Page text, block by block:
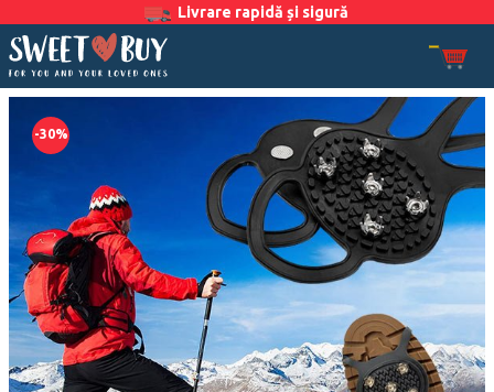
Livrare rapidă și sigură
-30%